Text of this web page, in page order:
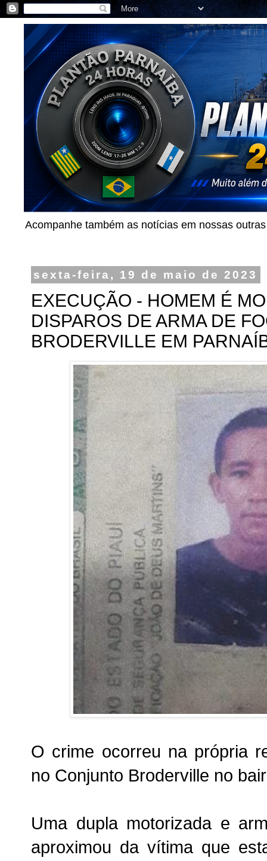
Acompanhe também as notícias em nossas
sexta-feira, 19 de maio de 2023
EXECUÇÃO - HOMEM É
DISPAROS DE ARMA DE
BRODERVILLE EM
O crime ocorreu na própria
no Conjunto Broderville no
Uma dupla motorizada e
aproximou da vítima que